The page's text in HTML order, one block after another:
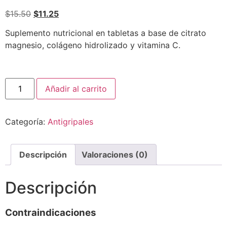
$15.50 $11.25
Suplemento nutricional en tabletas a base de citrato
magnesio, colágeno hidrolizado y vitamina C.
Añadir al carrito
Categoría: Antigripales
Descripción Valoraciones (0)
Descripción
Contraindicaciones